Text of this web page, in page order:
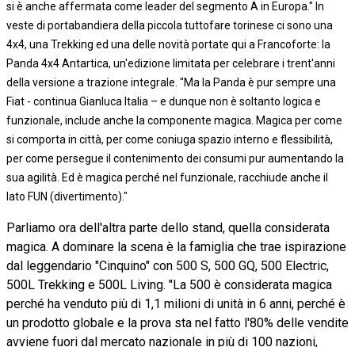
si è anche affermata come leader del segmento A in Europa." In
veste di portabandiera della piccola tuttofare torinese ci sono una
4x4, una Trekking ed una delle novità portate qui a Francoforte: la
Panda 4x4 Antartica, un'edizione limitata per celebrare i trent'anni
della versione a trazione integrale. "Ma la Panda è pur sempre una
Fiat - continua Gianluca Italia – e dunque non è soltanto logica e
funzionale, include anche la componente magica. Magica per come
si comporta in città, per come coniuga spazio interno e flessibilità,
per come persegue il contenimento dei consumi pur aumentando la
sua agilità. Ed è magica perché nel funzionale, racchiude anche il
lato FUN (divertimento)."
Parliamo ora dell'altra parte dello stand, quella considerata
magica. A dominare la scena è la famiglia che trae ispirazione
dal leggendario "Cinquino" con 500 S, 500 GQ, 500 Electric,
500L Trekking e 500L Living. "La 500 è considerata magica
perché ha venduto più di 1,1 milioni di unità in 6 anni, perché è
un prodotto globale e la prova sta nel fatto l'80% delle vendite
avviene fuori dal mercato nazionale in più di 100 nazioni,